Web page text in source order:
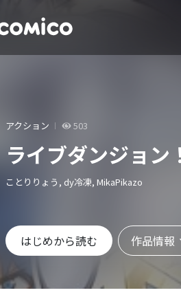
アクション 503
ライブダンジョン
ことりりょう, dy冷凍, MikaPikazo
はじめから読む 作品情報